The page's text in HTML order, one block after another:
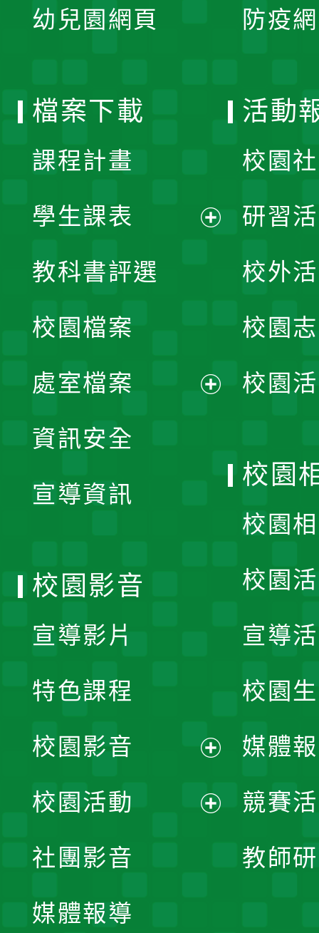
幼兒園網頁 防疫
檔案下載
課程計畫
學生課表
單
教科書評選
校園檔案
處室檔案
資訊安全
宣導資訊
活動
校園
研習
校外
校園
校園
校園
校園
校園
宣導
校園
媒體
競賽
教師
校園影音
宣導影片
特色課程
校園影音
開
校園活動
社團影音
媒體報導